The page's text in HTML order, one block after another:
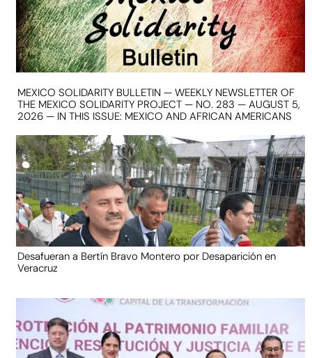
MEXICO SOLIDARITY BULLETIN — WEEKLY NEWSLETTER OF
THE MEXICO SOLIDARITY PROJECT — NO. 283 — AUGUST 5,
2026 — IN THIS ISSUE: MEXICO AND AFRICAN AMERICANS
Desafueran a Bertín Bravo Montero por Desaparición en
Veracruz